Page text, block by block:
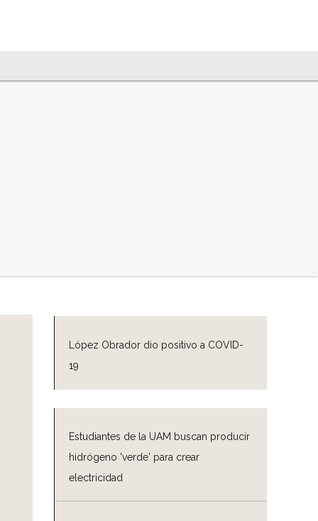
López Obrador dio positivo a COVID-
19
Estudiantes de la UAM buscan producir
hidrógeno 'verde' para crear
electricidad